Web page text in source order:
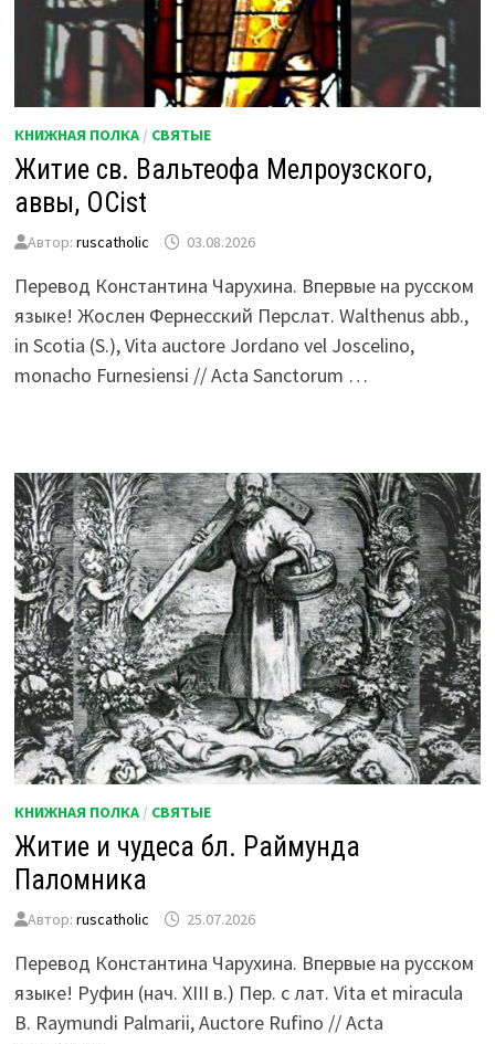
КНИЖНАЯ ПОЛКА / СВЯТЫЕ
Житие св. Вальтеофа Мелроузского,
аввы, OCist
Автор:ruscatholic 03.08.2026
Перевод Константина Чарухина. Впервые на русском
языке! Жослен Фернесский Перслат. Walthenus abb.,
in Scotia (S.), Vita auctore Jordano vel Joscelino,
monacho Furnesiensi // Acta Sanctorum …
КНИЖНАЯ ПОЛКА / СВЯТЫЕ
Житие и чудеса бл. Раймунда
Паломника
Автор:ruscatholic 25.07.2026
Перевод Константина Чарухина. Впервые на русском
языке! Руфин (нач. XIII в.) Пер. с лат. Vita et miracula
B. Raymundi Palmarii, Auctore Rufino // Acta